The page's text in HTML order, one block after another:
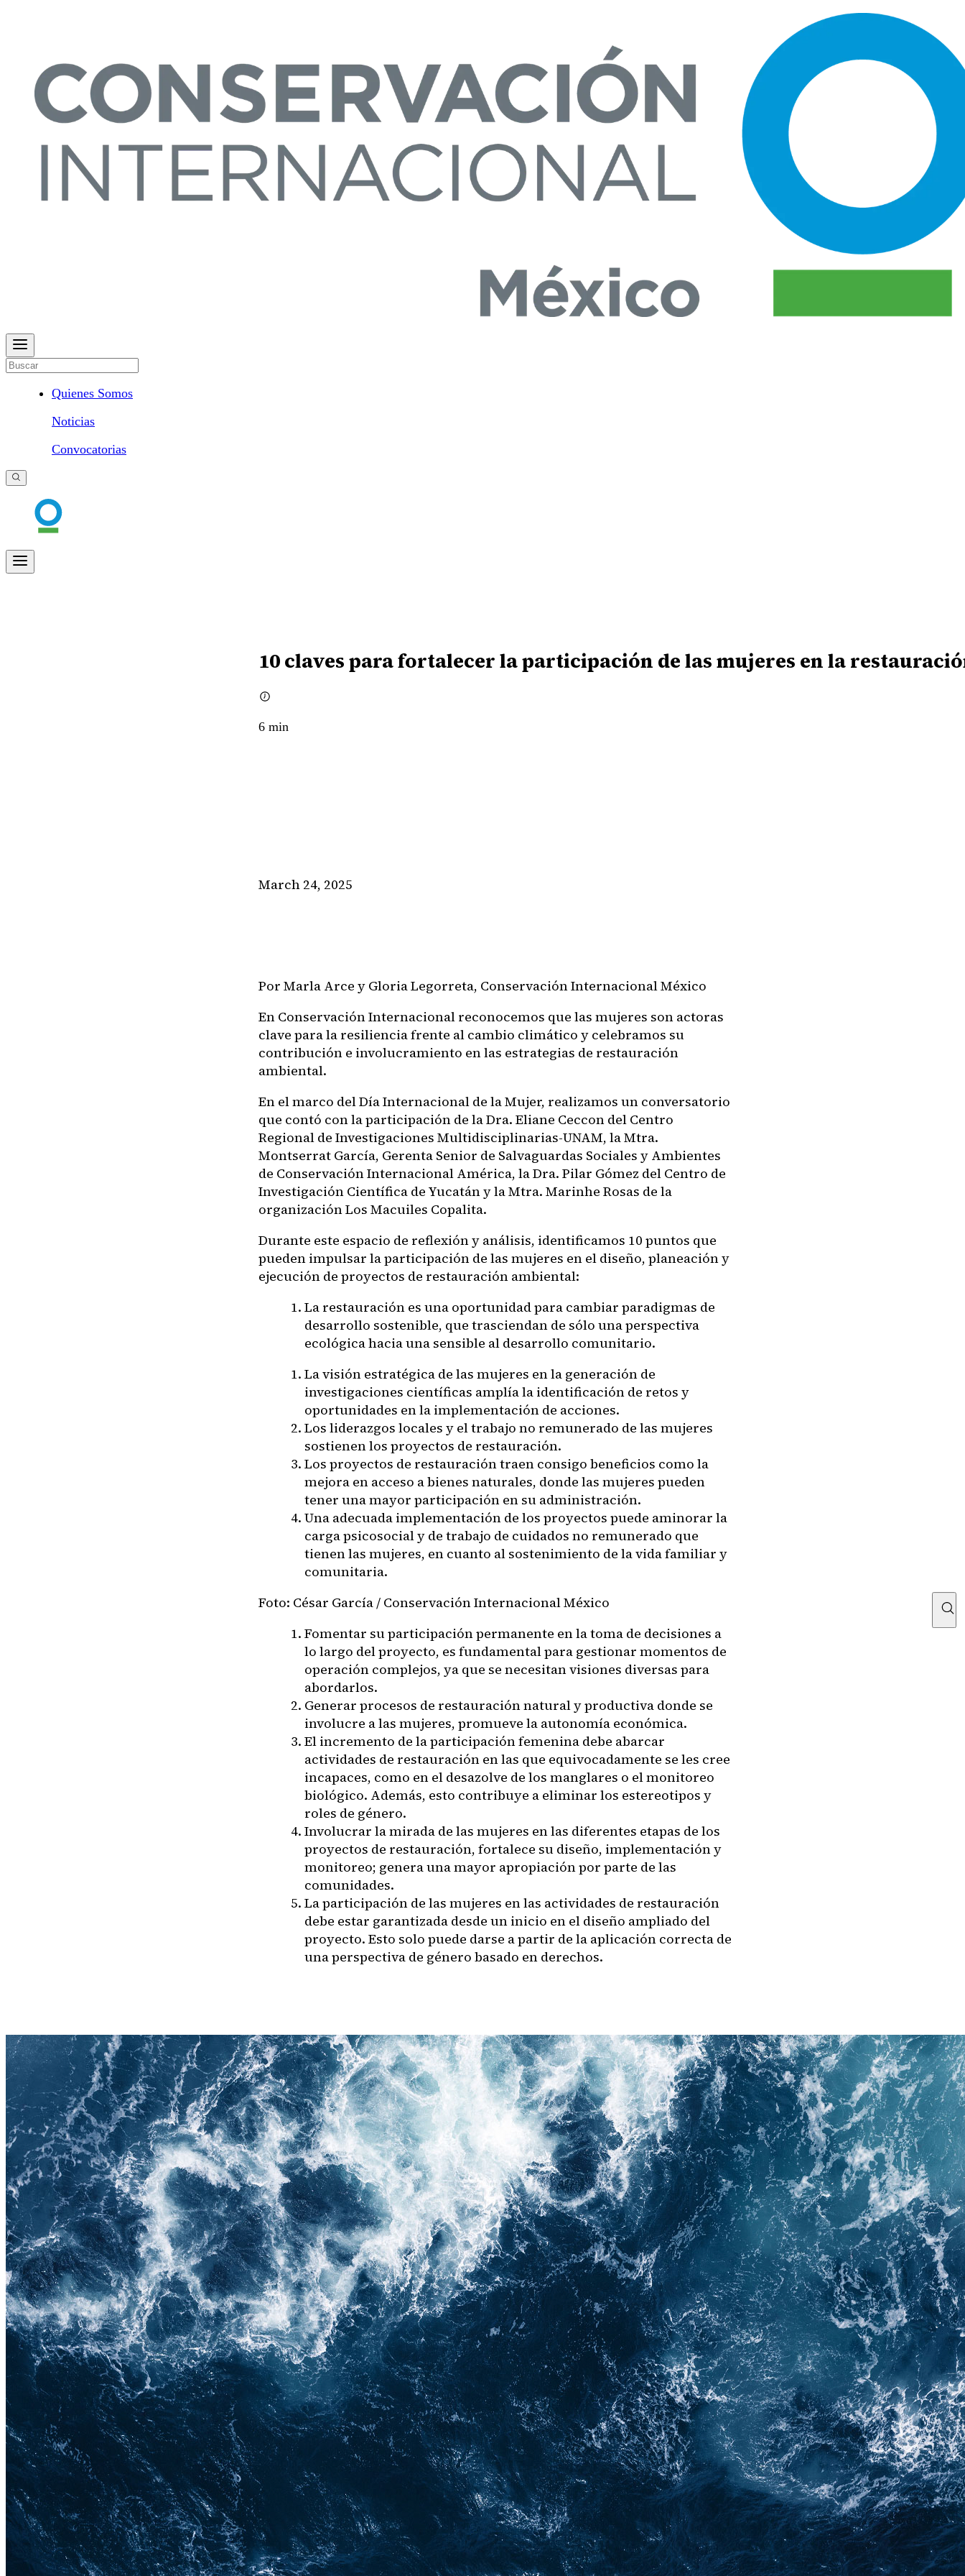
Quienes Somos
Noticias
Convocatorias
10 claves para fortalecer la participación de las mujeres en la
6 min
March 24, 2025
Por Marla Arce y Gloria Legorreta, Conservación Internacional México
En Conservación Internacional reconocemos que las mujeres son actoras
clave para la resiliencia frente al cambio climático y celebramos su
contribución e involucramiento en las estrategias de restauración
ambiental.
En el marco del Día Internacional de la Mujer, realizamos un conversatorio
que contó con la participación de la Dra. Eliane Ceccon del Centro
Regional de Investigaciones Multidisciplinarias-UNAM, la Mtra.
Montserrat García, Gerenta Senior de Salvaguardas Sociales y Ambientes
de Conservación Internacional América, la Dra. Pilar Gómez del Centro de
Investigación Científica de Yucatán y la Mtra. Marinhe Rosas de la
organización Los Macuiles Copalita.
Durante este espacio de reflexión y análisis, identificamos 10 puntos que
pueden impulsar la participación de las mujeres en el diseño, planeación y
ejecución de proyectos de restauración ambiental:
La restauración es una oportunidad para cambiar paradigmas de
desarrollo sostenible, que trasciendan de sólo una perspectiva
ecológica hacia una sensible al desarrollo comunitario.
La visión estratégica de las mujeres en la generación de
investigaciones científicas amplía la identificación de retos y
oportunidades en la implementación de acciones.
Los liderazgos locales y el trabajo no remunerado de las mujeres
sostienen los proyectos de restauración.
Los proyectos de restauración traen consigo beneficios como la
mejora en acceso a bienes naturales, donde las mujeres pueden
tener una mayor participación en su administración.
Una adecuada implementación de los proyectos puede aminorar la
carga psicosocial y de trabajo de cuidados no remunerado que
tienen las mujeres, en cuanto al sostenimiento de la vida familiar y
comunitaria.
Foto: César García / Conservación Internacional México
Fomentar su participación permanente en la toma de decisiones a
lo largo del proyecto, es fundamental para gestionar momentos de
operación complejos, ya que se necesitan visiones diversas para
abordarlos.
Generar procesos de restauración natural y productiva donde se
involucre a las mujeres, promueve la autonomía económica.
El incremento de la participación femenina debe abarcar
actividades de restauración en las que equivocadamente se les cree
incapaces, como en el desazolve de los manglares o el monitoreo
biológico. Además, esto contribuye a eliminar los estereotipos y
roles de género.
Involucrar la mirada de las mujeres en las diferentes etapas de los
proyectos de restauración, fortalece su diseño, implementación y
monitoreo; genera una mayor apropiación por parte de las
comunidades.
La participación de las mujeres en las actividades de restauración
debe estar garantizada desde un inicio en el diseño ampliado del
proyecto. Esto solo puede darse a partir de la aplicación correcta de
una perspectiva de género basado en derechos.